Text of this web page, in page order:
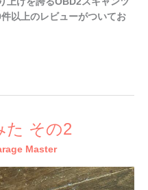
以上のレビューがついてお
た その2
Master